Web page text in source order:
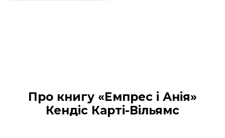
Про книгу «Емпрес і Анія»
Кендіс Карті-Вільямс